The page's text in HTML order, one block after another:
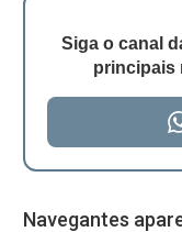
Siga o canal
principais
Navegantes